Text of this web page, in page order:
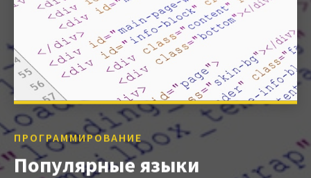
ПРОГРАММИРОВАНИЕ
Популярные языки